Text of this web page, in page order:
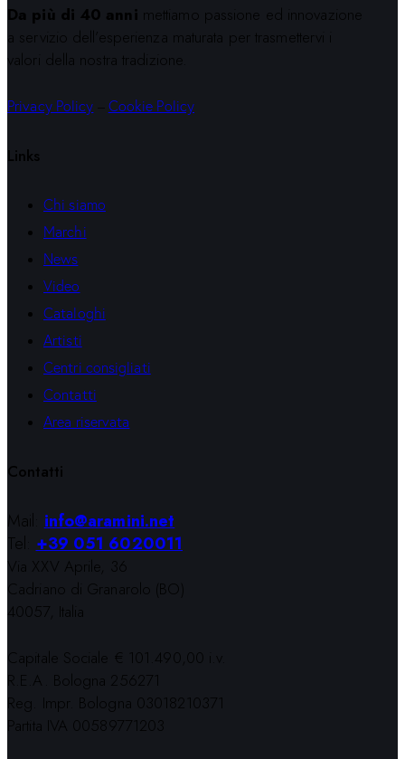
Da più di 40 anni mettiamo passione ed innovazione
a servizio dell’esperienza maturata per trasmettervi i
valori della nostra tradizione.
Privacy Policy Cookie Policy
Links
Chi siamo
Marchi
News
Video
Cataloghi
Artisti
Centri consigliati
Contatti
Area riservata
Contatti
Mail: info@aramini.net
Tel: +39 051 6020011
Via XXV Aprile, 36
Cadriano di Granarolo (BO)
40057, Italia
Capitale Sociale € 101.490,00 i.v.
R.E.A. Bologna 256271
Reg. Impr. Bologna 03018210371
Partita IVA 00589771203